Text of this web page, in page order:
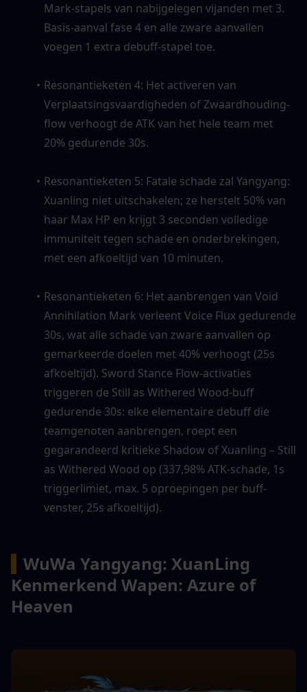
Mark-stapels van nabijgelegen vijanden met 3.
Basis-aanval fase 4 en alle zware aanvallen
voegen 1 extra debuff-stapel toe.
Resonantieketen 4: Het activeren van
Verplaatsingsvaardigheden of Zwaardhouding-
flow verhoogt de ATK van het hele team met
20% gedurende 30s.
Resonantieketen 5: Fatale schade zal Yangyang:
Xuanling niet uitschakelen; ze herstelt 50% van
haar Max HP en krijgt 3 seconden volledige
immuniteit tegen schade en onderbrekingen,
met een afkoeltijd van 10 minuten.
Resonantieketen 6: Het aanbrengen van Void
Annihilation Mark verleent Voice Flux gedurende
30s, wat alle schade van zware aanvallen op
gemarkeerde doelen met 40% verhoogt (25s
afkoeltijd). Sword Stance Flow-activaties
triggeren de Still as Withered Wood-buff
gedurende 30s: elke elementaire debuff die
teamgenoten aanbrengen, roept een
gegarandeerd kritieke Shadow of Xuanling – Still
as Withered Wood op (337,98% ATK-schade, 1s
triggerlimiet, max. 5 oproepingen per buff-
venster, 25s afkoeltijd).
WuWa Yangyang: XuanLing
Kenmerkend Wapen: Azure of
Heaven